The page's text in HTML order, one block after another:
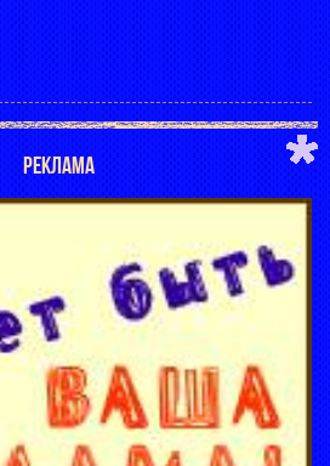
РЕКЛАМА